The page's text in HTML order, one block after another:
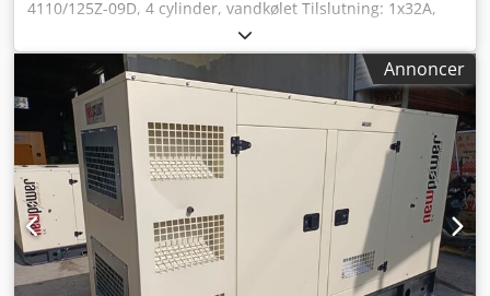
4110/125Z-09D, 4 cylinder, vandkølet Tilslutning: 1x32A,
1x64A 1x220V Stikkontakter eller afbrydere, valgfri 125A
stikdåse Frekvens: 50Hz Spænding: 400/230V inklusiv
elektronisk hastighedskontrol, AVR, batterioplader,
forvarmer Comap AMF8 kontrol med generator
netværkssynkronisering Dwodpfx Asn D Ht Uem Soa ekskl
automatisk afbryder RCD-beskyttelse
Annoncer